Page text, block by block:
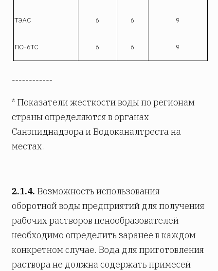
ТЭАС 6 6 9
ПО-6ТС 6 6 9
------------
* Показатели жесткости воды по регионам
страны определяются в органах
Санэпиднадзора и Водоканалтреста на
местах.
2.1.4. Возможность использования
оборотной воды предприятий для получения
рабочих растворов пенообразователей
необходимо определить заранее в каждом
конкретном случае. Вода для приготовления
раствора не должна содержать примесей